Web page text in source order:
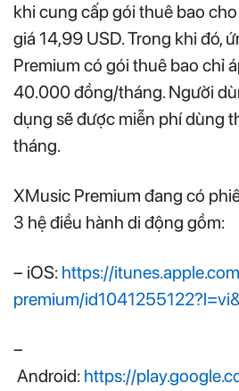
khi cung cấp gói thuê bao
giá 14,99 USD. Trong khi đó,
Premium có gói thuê bao chỉ
40.000 đồng/tháng. Người
dụng sẽ được miễn phí dùng
tháng.
XMusic Premium đang có
3 hệ điều hành di động gồm:
– iOS: https://
premium/
–
Android: https://